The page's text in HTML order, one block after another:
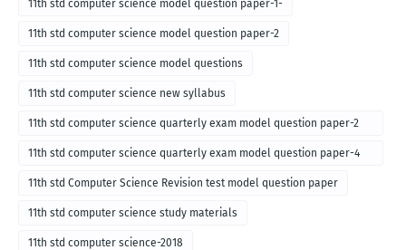
11th std computer science model question paper-1-
11th std computer science model question paper-2
11th std computer science model questions
11th std computer science new syllabus
11th std computer science quarterly exam model question paper-2
for english medium-2018
11th std computer science quarterly exam model question paper-4
for English medium-2018
11th std Computer Science Revision test model question paper
11th std computer science study materials
11th std computer science-2018